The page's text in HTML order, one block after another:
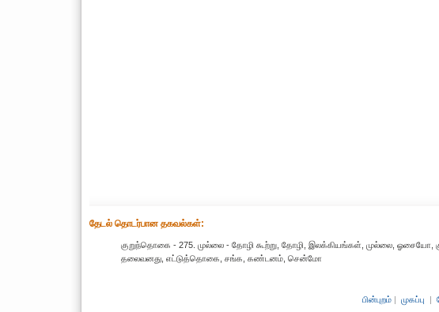
தேட‌ல் தொட‌ர்பான தகவ‌ல்க‌ள்:
குறுந்தொகை - 275. முல்லை - தோழி கூற்று, தோழி, இலக்கியங்கள், முல்லை, ஓசையோ,
தலைவனது, எட்டுத்தொகை, சங்க, கண்டனம், சென்மோ
பின்புறம் | முகப்பு |